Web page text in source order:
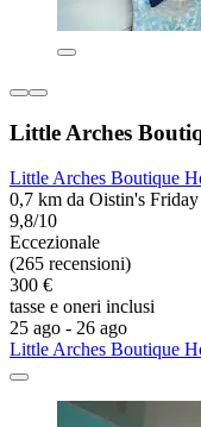
Little Arches
Little Arches Boutique
0,7 km da Oistin's
9,8/10
Eccezionale
(265 recensioni)
300 €
tasse e oneri inclusi
25 ago - 26 ago
Little Arches Boutique